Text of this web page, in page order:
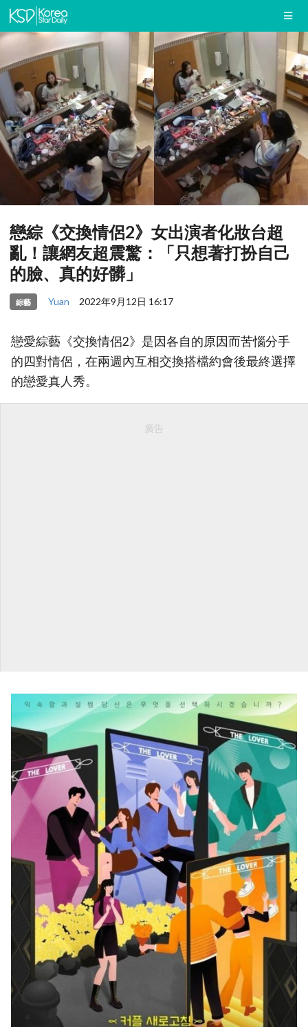
戀綜《交換情侶2》女出演者化妝台超
亂！讓網友超震驚：「只想著打扮自己
的臉、真的好髒」
綜藝 Yuan 2022年9月12日 16:17
戀愛綜藝《交換情侶2》是因各自的原因而苦惱分手
的四對情侶，在兩週內互相交換搭檔約會後最終選擇
的戀愛真人秀。
廣告